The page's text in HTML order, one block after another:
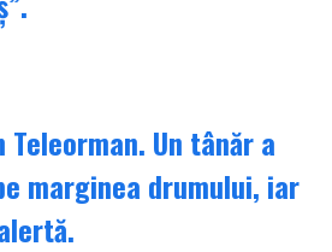
Teleorman. Un tânăr a
marginea drumului, iar